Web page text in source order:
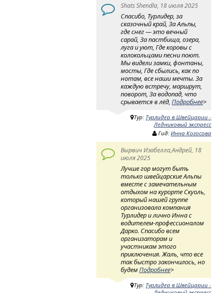
Shats Shendla, 18 июля 2025
Спасибо, Турлидер, за
сказочный край, За Альпы,
где снег — это вечный
сарай, За пастбища, озера,
луга и уют, Где коровы с
колокольцами песни поют.
Мы видели замки, фонтаны,
мосты, Где сбылись, как по
нотам, все наши мечты. За
каждую встречу, маршрут,
поворот, За водопад, что
срывается в лёд,Подробнее>
Тур: Турлидер в Швейцарии -
Ледниковый экспресс
Гид:Инна Когосова
Вырвич Изабелла,Андрей, 18
июля 2025
Лучше гор могут быть
только швейцарские Альпы
вместе с замечательным
отдыхом на курорте Скуоль,
который нашей группе
организовала компания
Турлидер и лично Инна с
водителем-профессионалом
Дарко. Спасибо всем
организаторам и
участникам этого
приключения. Жаль, что все
так быстро закончилось, но
будемПодробнее>
Тур: Турлидер в Швейцарии -